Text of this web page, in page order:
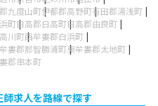
九度山町伊都郡高野町有田郡湯浅町
町日高郡日高町日高郡由良町
川町西牟婁郡白浜町
婁郡那智勝浦町東牟婁郡太地町
郡串本町
求人を路線で探す